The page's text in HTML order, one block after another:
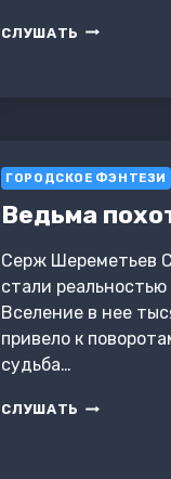
СЛУШАТЬ ХЭЛЛГЕЙТ.
ГОРОДСКОЕ ФЭНТЕЗИ
Ведьма
Серж Шереметьев
стали
Вселение в нее
привело к
судьба…
СЛУШАТЬ ВЕДЬМА